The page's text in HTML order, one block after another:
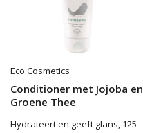
Eco Cosmetics
Conditioner met Jojoba en
Groene Thee
Hydrateert en geeft glans, 125